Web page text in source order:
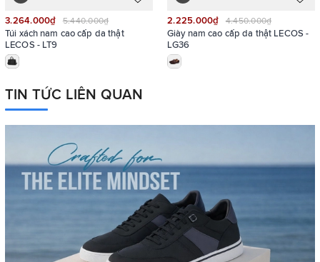
3.264.000₫ 5.440.000₫
Túi xách nam cao cấp da thật
LECOS - LT9
2.225.000₫ 4.450.000₫
Giày nam cao cấp da thật LECOS -
LG36
TIN TỨC LIÊN QUAN